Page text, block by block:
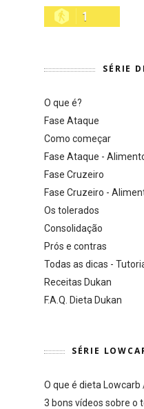
1
SÉRIE
O que é?
Fase Ataque
Como começar
Fase Ataque -
Fase Cruzeiro
Fase Cruzeiro -
Os tolerados
Consolidação
Prós e contras
Todas as dicas -
Receitas Dukan
F.A.Q. Dieta Dukan
SÉRIE
O que é dieta Lowcarb
3 bons vídeos sobre o